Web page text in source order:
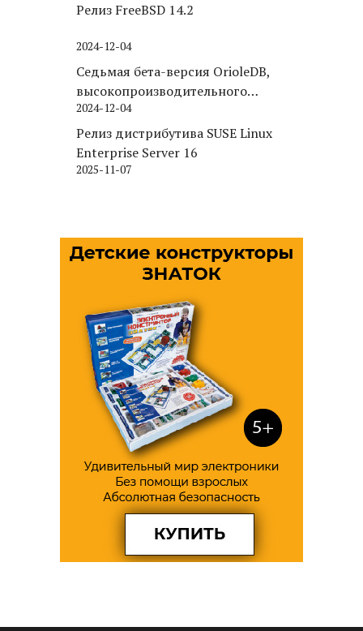
Релиз FreeBSD 14.2
2024-12-04
Седьмая бета-версия OrioleDB,
высокопроизводительного
движка хранения для PostgreSQL
2024-12-04
Релиз дистрибутива SUSE Linux
Enterprise Server 16
2025-11-07